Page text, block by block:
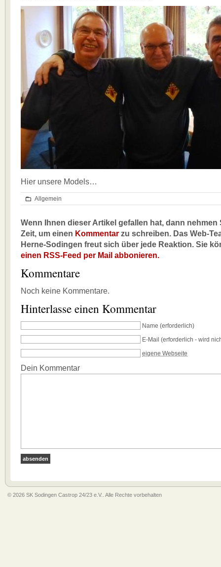
Hier unsere Models…
Allgemein
Wenn Ihnen dieser Artikel gefallen hat, dann nehmen
Zeit, um einen Kommentar zu schreiben. Das Web-
Herne-Sodingen freut sich über jede Reaktion. Sie
einen RSS-Feed per Mail abbonieren.
Kommentare
Noch keine Kommentare.
Hinterlasse einen Kommentar
Name (erforderlich)
E-Mail (erforderlich - wird
eigene Webseite
Dein Kommentar
© 2026 SK Sodingen Castrop 24/23 e.V.. Alle Rechte vorbehalten